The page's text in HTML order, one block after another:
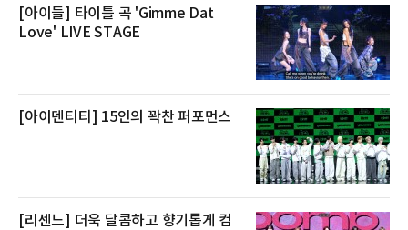
제큐티브 두 가지 타입으로 구성된다. 디럭스 패
키지는 객실 1박(룸 온리)으로 심플한 호캉스를
즐길 수 있으며, 이그제큐티브 패키지는 객실 1
[아이들] 타이틀 곡 'Gimme Dat
Love' LIVE STAGE
[아이덴티티] 15인의 꽉찬 퍼포먼스
[리센느] 더욱 달콤하고 향기롭게 컴